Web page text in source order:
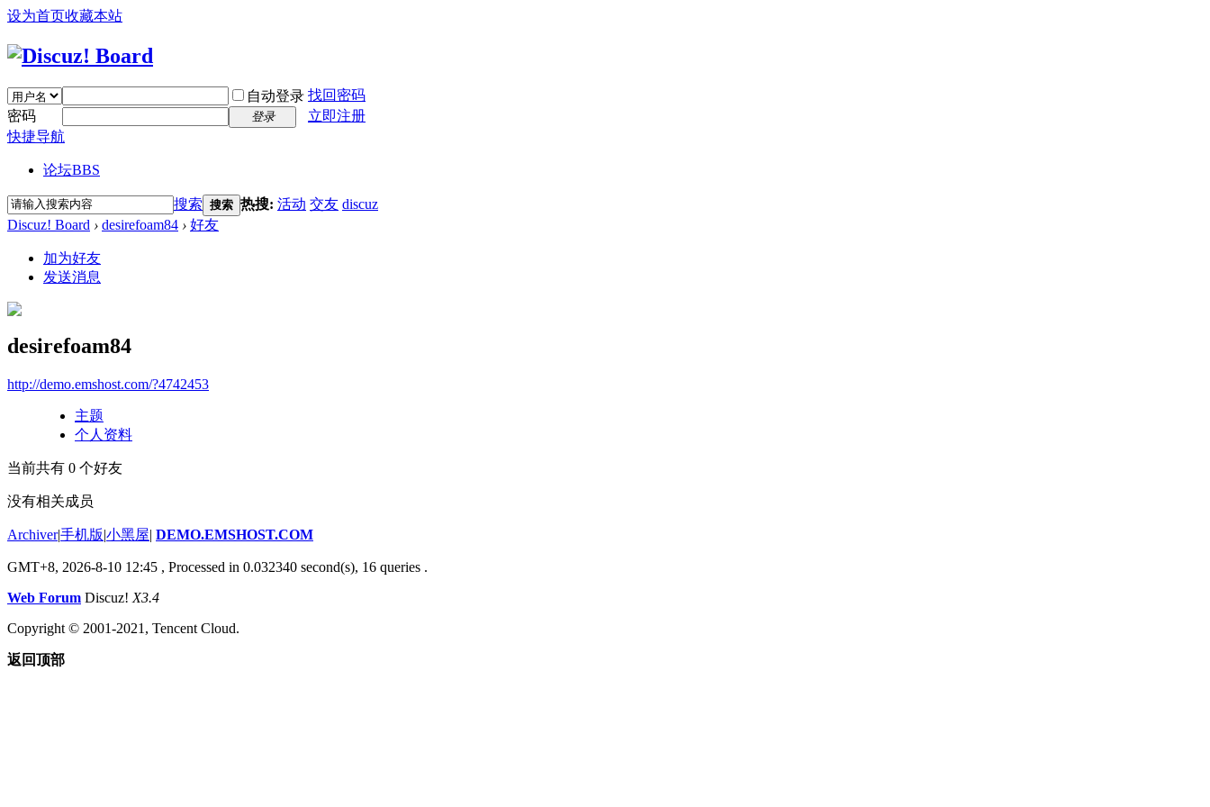
设为首页收藏本站
自动登录 找回密码
密码
登录
立即注册
快捷导航
论坛BBS
搜索 搜索 热搜: 活动 交友 discuz
Discuz! Board › desirefoam84 › 好友
加为好友
发送消息
desirefoam84
http://demo.emshost.com/?4742453
主题
个人资料
当前共有 0 个好友
没有相关成员
Archiver|手机版|小黑屋| DEMO.EMSHOST.COM
GMT+8, 2026-8-10 12:45 , Processed in 0.032340 second(s), 16 queries .
Web Forum Discuz! X3.4
Copyright © 2001-2021, Tencent Cloud.
返回顶部